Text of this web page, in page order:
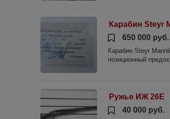
Карабин Steyr
650 000 руб.
Карабин Steyr
позиционный
Ружье ИЖ 26Е
40 000 руб.